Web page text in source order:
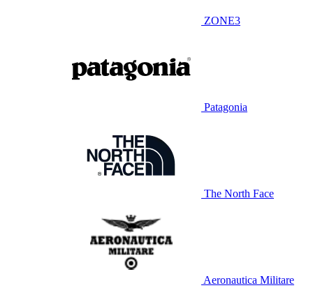
ZONE3
Patagonia
The North Face
Aeronautica Militare